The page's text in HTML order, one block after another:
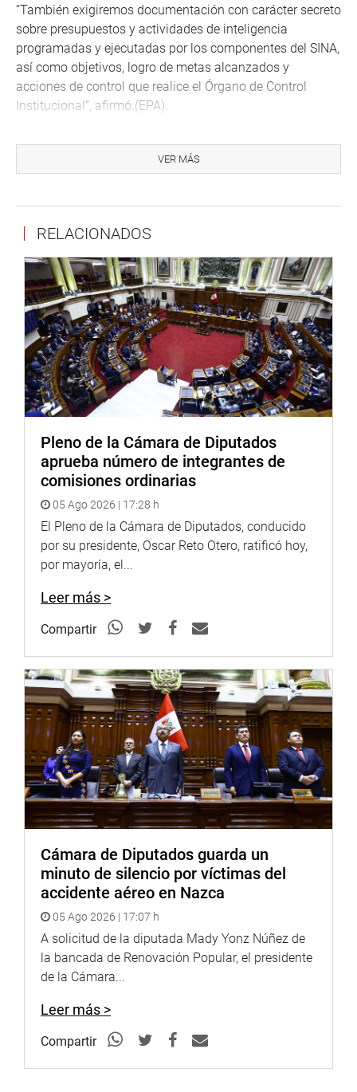
“También exigiremos documentación con carácter secreto
sobre presupuestos y actividades de inteligencia
programadas y ejecutadas por los componentes del SINA,
así como objetivos, logro de metas alcanzados y
acciones de control que realice el Órgano de Control
Institucional”, afirmó.(EPA).
Síguenos en nuestra página web y redes sociales.
http://www.congreso.gob.pe/
Facebook:https://www.facebook.com/congresoperu
Twitter:https://twitter.com/congresoperu
Youtube:http://www.youtube.com/congresoperu
VER MÁS
RELACIONADOS
Pleno de la Cámara de Diputados
aprueba número de integrantes de
comisiones ordinarias
05 Ago 2026 | 17:28 h
El Pleno de la Cámara de Diputados, conducido
por su presidente, Oscar Reto Otero, ratificó hoy,
por mayoría, el...
Leer más >
Compartir
Cámara de Diputados guarda un
minuto de silencio por víctimas del
accidente aéreo en Nazca
05 Ago 2026 | 17:07 h
A solicitud de la diputada Mady Yonz Núñez de
la bancada de Renovación Popular, el presidente
de la Cámara...
Leer más >
Compartir